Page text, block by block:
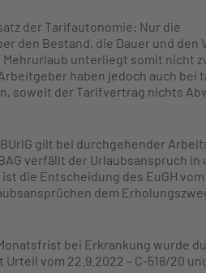
der Tarifautonomie: Nur die
den Bestand, die Dauer und den
unterliegt somit nicht
haben jedoch auch bei
soweit der Tarifvertrag nichts
gilt bei durchgehender
verfällt der Urlaubsanspruch in
die Entscheidung des EuGH vom
dem
bei Erkrankung wurde
vom 22.9.2022 – C-518/20